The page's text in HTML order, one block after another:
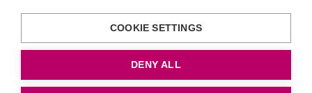
COOKIE SETTINGS
DENY ALL
Rosenlundsgatan 54
118 63 Stockholm
+46 (0)10-414 42 00